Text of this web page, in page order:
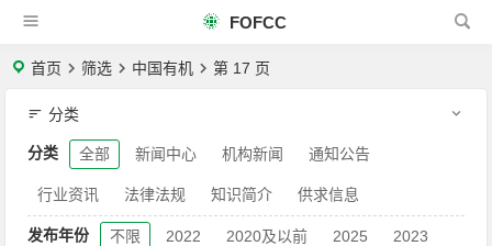
FOFCC
首页 筛选 中国有机 第 17 页
分类
分类 全部 新闻中心 机构新闻 通知公告
行业资讯 法律法规 知识简介 供求信息
发布年份 不限 2022 2020及以前 2025 2023